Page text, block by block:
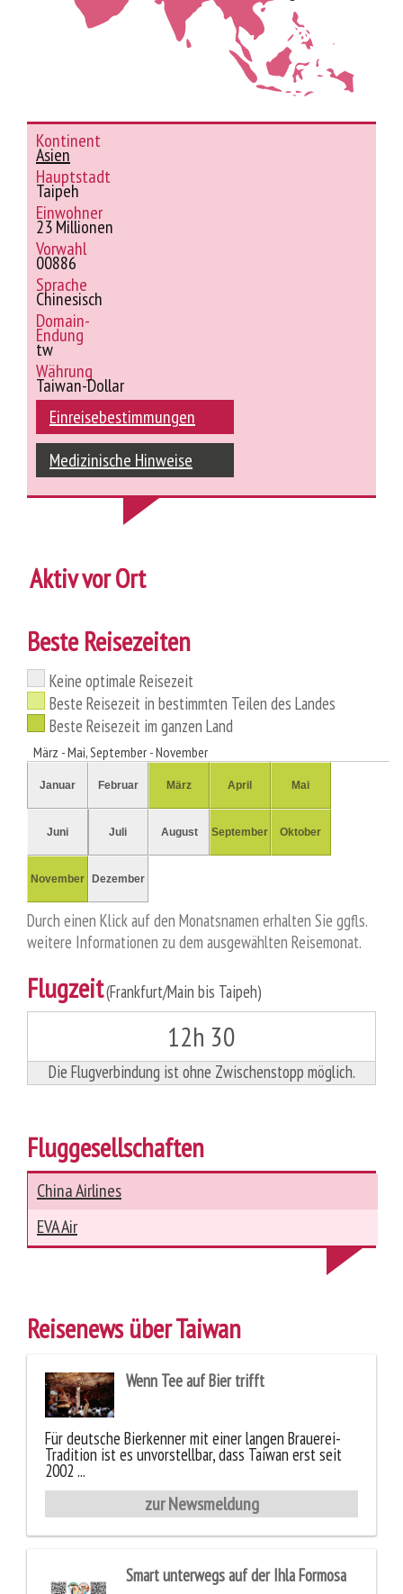
Kontinent
Asien
Hauptstadt
Taipeh
Einwohner
23 Millionen
Vorwahl
00886
Sprache
Chinesisch
Domain-
Endung
tw
Währung
Taiwan-Dollar
Einreisebestimmungen
Medizinische Hinweise
Aktiv vor Ort
Beste Reisezeiten
Keine optimale Reisezeit
Beste Reisezeit in bestimmten Teilen des Landes
Beste Reisezeit im ganzen Land
März - Mai, September - November
Januar Februar März April Mai
Juni Juli August September Oktober
November Dezember
Durch einen Klick auf den Monatsnamen erhalten Sie ggfls.
weitere Informationen zu dem ausgewählten Reisemonat.
Flugzeit(Frankfurt/Main bis Taipeh)
12h 30
Die Flugverbindung ist ohne Zwischenstopp möglich.
Fluggesellschaften
China Airlines
EVA Air
Reisenews über Taiwan
Wenn Tee auf Bier trifft
Für deutsche Bierkenner mit einer langen Brauerei-
Tradition ist es unvorstellbar, dass Taiwan erst seit
2002 ...
zur Newsmeldung
Smart unterwegs auf der Ihla Formosa